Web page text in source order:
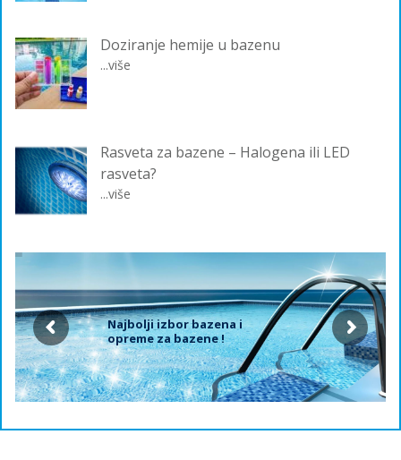
Doziranje hemije u bazenu
...više
Rasveta za bazene – Halogena ili LED
rasveta?
...više
Najbolji izbor bazena i
opreme za bazene !